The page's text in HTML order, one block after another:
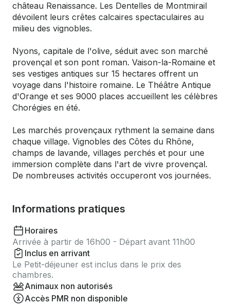
château Renaissance. Les Dentelles de Montmirail
dévoilent leurs crêtes calcaires spectaculaires au
milieu des vignobles.
Nyons, capitale de l'olive, séduit avec son marché
provençal et son pont roman. Vaison-la-Romaine et
ses vestiges antiques sur 15 hectares offrent un
voyage dans l'histoire romaine. Le Théâtre Antique
d'Orange et ses 9000 places accueillent les célèbres
Chorégies en été.
Les marchés provençaux rythment la semaine dans
chaque village. Vignobles des Côtes du Rhône,
champs de lavande, villages perchés et pour une
immersion complète dans l'art de vivre provençal.
De nombreuses activités occuperont vos journées.
Informations pratiques
Horaires
Arrivée à partir de 16h00 - Départ avant 11h00
Inclus en arrivant
Le Petit-déjeuner est inclus dans le prix des
chambres.
Animaux non autorisés
Accès PMR non disponible